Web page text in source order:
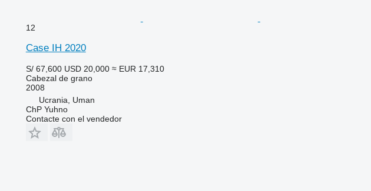
12
Case IH 2020
S/ 67,600 USD 20,000 ≈ EUR 17,310
Cabezal de grano
2008
Ucrania, Uman
ChP Yuhno
Contacte con el vendedor